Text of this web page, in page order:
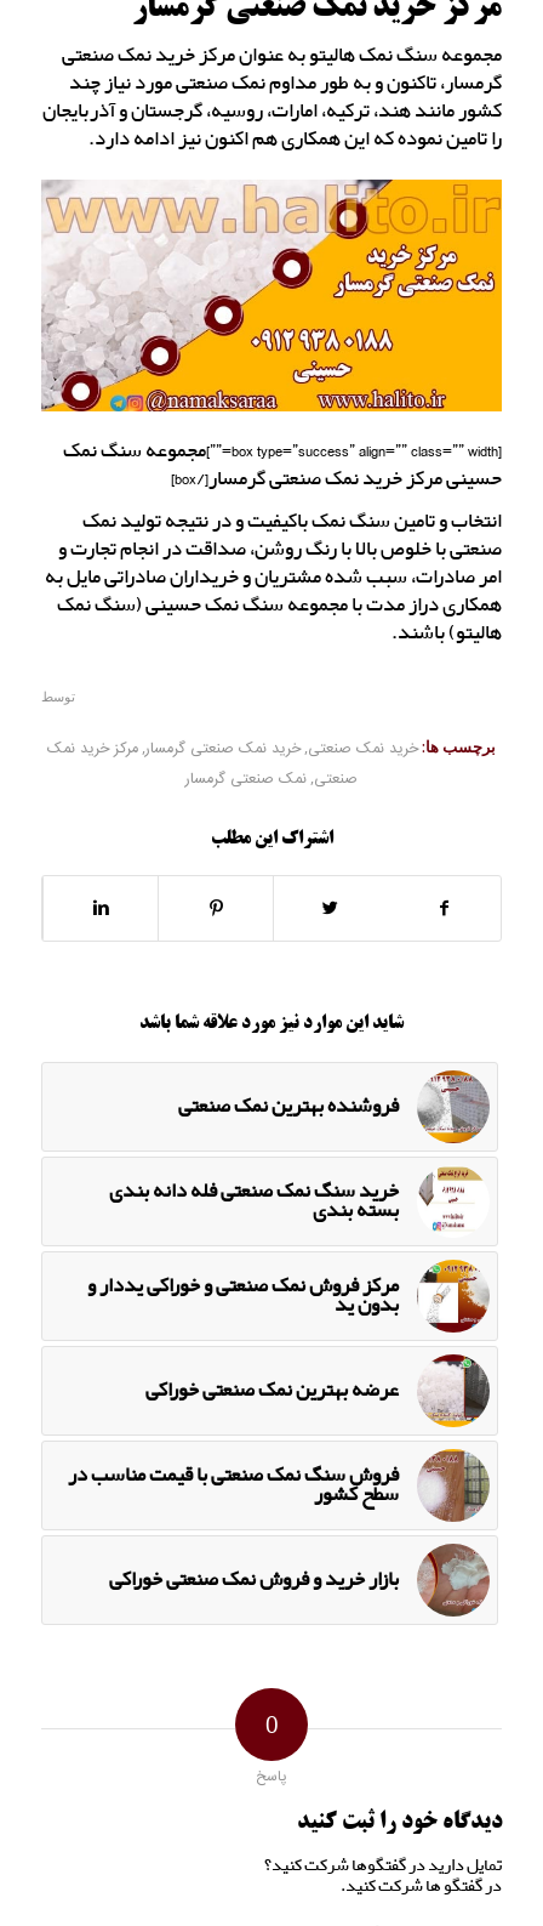
مرکز خرید نمک صنعتی گرمسار
مجموعه سنگ نمک هالیتو به عنوان مرکز خرید نمک صنعتی
گرمسار، تاکنون و به طور مداوم نمک صنعتی مورد نیاز چند
کشور مانند هند، ترکیه، امارات، روسیه، گرجستان و آذربایجان
را تامین نموده که این همکاری هم اکنون نیز ادامه دارد.
[box type=”success” align=”” class=”” width=””]مجموعه سنگ نمک
حسینی مرکز خرید نمک صنعتی گرمسار[/box]
انتخاب و تامین سنگ نمک باکیفیت و در نتیجه تولید نمک
صنعتی با خلوص بالا با رنگ روشن، صداقت در انجام تجارت و
امر صادرات، سبب شده مشتریان و خریداران صادراتی مایل به
همکاری دراز مدت با مجموعه سنگ نمک حسینی (سنگ نمک
هالیتو) باشند.
توسط
برچسب ها:خرید نمک صنعتی,خرید نمک صنعتی گرمسار, مرکز خرید نمک
صنعتی, نمک صنعتی گرمسار
اشتراک این مطلب
شاید این موارد نیز مورد علاقه شما باشد
فروشنده بهترین نمک صنعتی
خرید سنگ نمک صنعتی فله دانه بندی
بسته بندی
مرکز فروش نمک صنعتی و خوراکی یددار و
بدون ید
عرضه بهترین نمک صنعتی خوراکی
فروش سنگ نمک صنعتی با قیمت مناسب در
سطح کشور
بازار خرید و فروش نمک صنعتی خوراکی
0
پاسخ
دیدگاه خود را ثبت کنید
تمایل دارید در گفتگوها شرکت کنید؟
در گفتگو ها شرکت کنید.